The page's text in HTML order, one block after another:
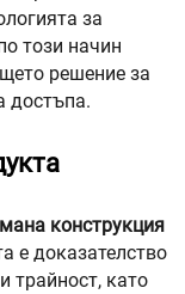
за
този начин
решение за
достъпа.
конструкция
е доказателство
трайност, като